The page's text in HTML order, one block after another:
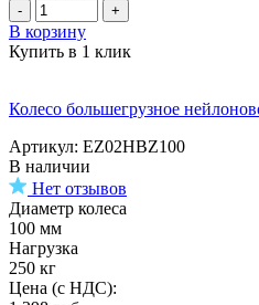
- +
В корзину
Купить в 1 клик
Колесо большегрузное
Артикул: EZ02HBZ100
В наличии
Нет отзывов
Диаметр колеса
100 мм
Нагрузка
250 кг
Цена (с НДС):